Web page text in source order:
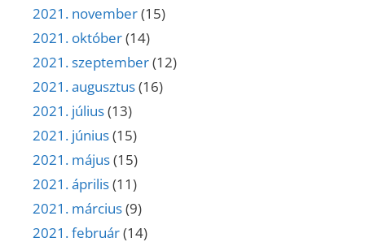
2021. november(15)
2021. október(14)
2021. szeptember(12)
2021. augusztus(16)
2021. július(13)
2021. június(15)
2021. május(15)
2021. április(11)
2021. március(9)
2021. február(14)